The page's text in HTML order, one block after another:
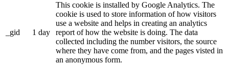
_gid 1 day
This cookie is installed by Google Analytics. The
cookie is used to store information of how visitors
use a website and helps in creating an analytics
report of how the website is doing. The data
collected including the number visitors, the source
where they have come from, and the pages visted in
an anonymous form.